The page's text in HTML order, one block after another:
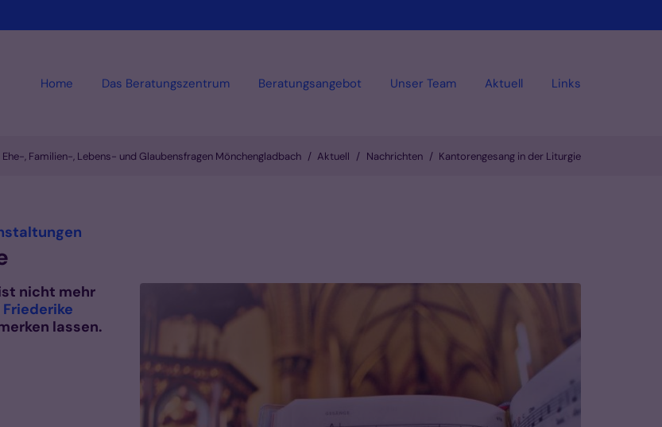
Home Das Beratungszentrum Beratungsangebot Unser Team Aktuell Links
, Familien-, Lebens- und Glaubensfragen Mönchengladbach Aktuell Nachrichten Kantorengesang in der Liturgie
nicht mehr
Friederike
lassen.